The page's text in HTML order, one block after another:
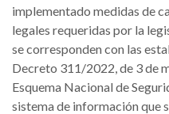
implementado medidas de
legales requeridas por la
se corresponden con las
Decreto 311/2022, de 3 de
Esquema Nacional de
sistema de información que